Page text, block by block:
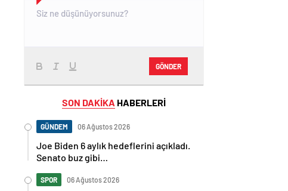
GÖNDER
SON DAKİKA HABERLERİ
GÜNDEM 06 Ağustos 2026
Joe Biden 6 aylık hedeflerini açıkladı.
Senato buz gibi…
SPOR 06 Ağustos 2026